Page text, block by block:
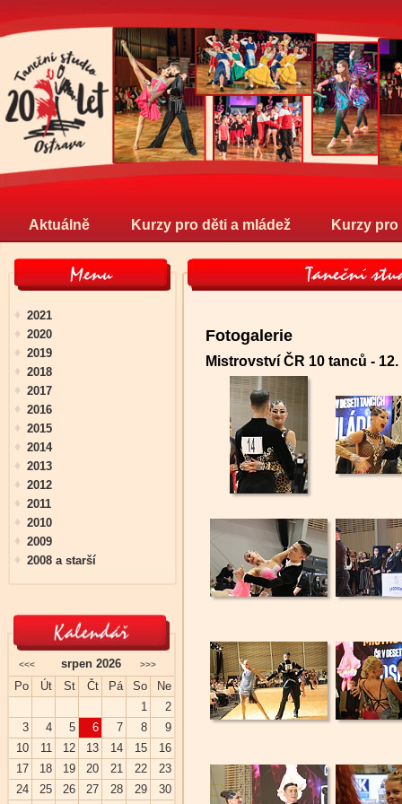
Aktuálně Kurzy pro děti a mládež Kurzy
Fotogalerie
Mistrovství ČR 10 tanců - 12.
2021
2020
2019
2018
2017
2016
2015
2014
2013
2012
2011
2010
2009
2008 a starší
<<< >>>
srpen 2026
Po
Út St Čt Pá So
Ne
1
2
3
4 5 6 7 8
9
10
11 12 13 14 15
16
17
18 19 20 21 22
23
24
25 26 27 28 29
30